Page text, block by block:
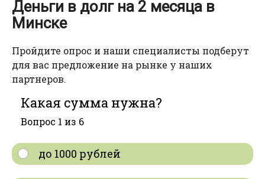
Деньги в долг на 2 месяца в
Минске
Пройдите опрос и наши специалисты подберут
для вас предложение на рынке у наших
партнеров.
Какая сумма нужна?
Вопрос 1 из 6
до 1000 рублей
Город
данных
Подать
Ежемесячны
й доход
Подтверждаю согласие на обработку личных
данных
Подать
свяжется с вами в ближайшее время.
компанию
Возраст
данных
заявку